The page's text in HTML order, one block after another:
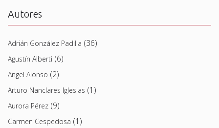
Autores
Adrián González Padilla (36)
Agustín Alberti (6)
Angel Alonso (2)
Arturo Nanclares Iglesias (1)
Aurora Pérez (9)
Carmen Cespedosa (1)